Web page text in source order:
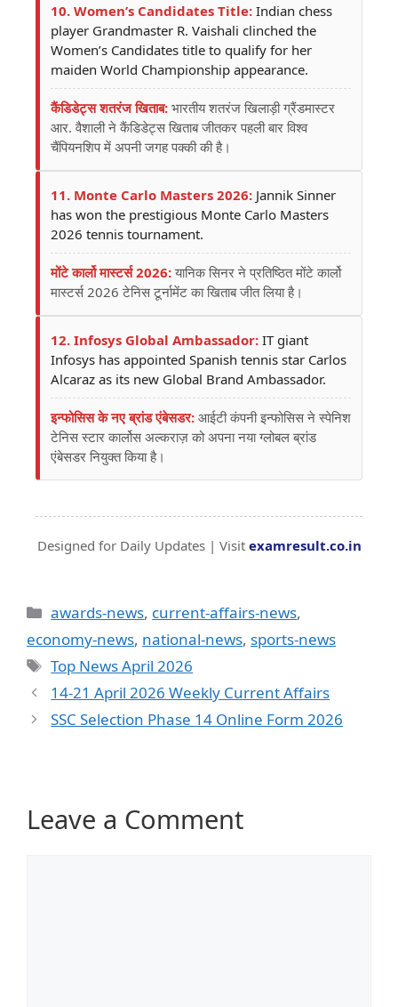
10. Women’s Candidates Title: Indian chess
player Grandmaster R. Vaishali clinched the
Women’s Candidates title to qualify for her
maiden World Championship appearance.
कैंडिडेट्स शतरंज खिताब: भारतीय शतरंज खिलाड़ी ग्रैंडमास्टर
आर. वैशाली ने कैंडिडेट्स खिताब जीतकर पहली बार विश्व
चैंपियनशिप में अपनी जगह पक्की की है।
11. Monte Carlo Masters 2026: Jannik Sinner
has won the prestigious Monte Carlo Masters
2026 tennis tournament.
मोंटे कार्लो मास्टर्स 2026:यानिक सिनर ने प्रतिष्ठित मोंटे कार्लो
मास्टर्स 2026 टेनिस टूर्नामेंट का खिताब जीत लिया है।
12. Infosys Global Ambassador: IT giant
Infosys has appointed Spanish tennis star Carlos
Alcaraz as its new Global Brand Ambassador.
इन्फोसिस के नए ब्रांड एंबेसडर: आईटी कंपनी इन्फोसिस ने स्पेनिश
टेनिस स्टार कार्लोस अल्कराज़ को अपना नया ग्लोबल ब्रांड
एंबेसडर नियुक्त किया है।
Designed for Daily Updates | Visit examresult.co.in
awards-news, current-affairs-news,
economy-news, national-news, sports-news
Top News April 2026
14-21 April 2026 Weekly Current Affairs
SSC Selection Phase 14 Online Form 2026
Leave a Comment